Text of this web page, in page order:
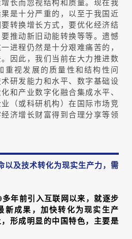
是十分严重的，以至于我国近
转换增长方式，要优化经济结
推动新旧动能转换等等。遗憾
进程仍然是十分艰难痛苦的，
因此，我们当前在大力推进数
重视发展的质量性和结构性问
研发能力和水平、数字基础设
和产业数字化融合集成水平、
（或科研机构）在国际市场竞
济增长财富得到合理分享等领
以及技术转化为现实生产力， 需
多年前引入互联网以来，就逐步
新成果，加快转化为现实生产
形成明显的中国特色，主要是